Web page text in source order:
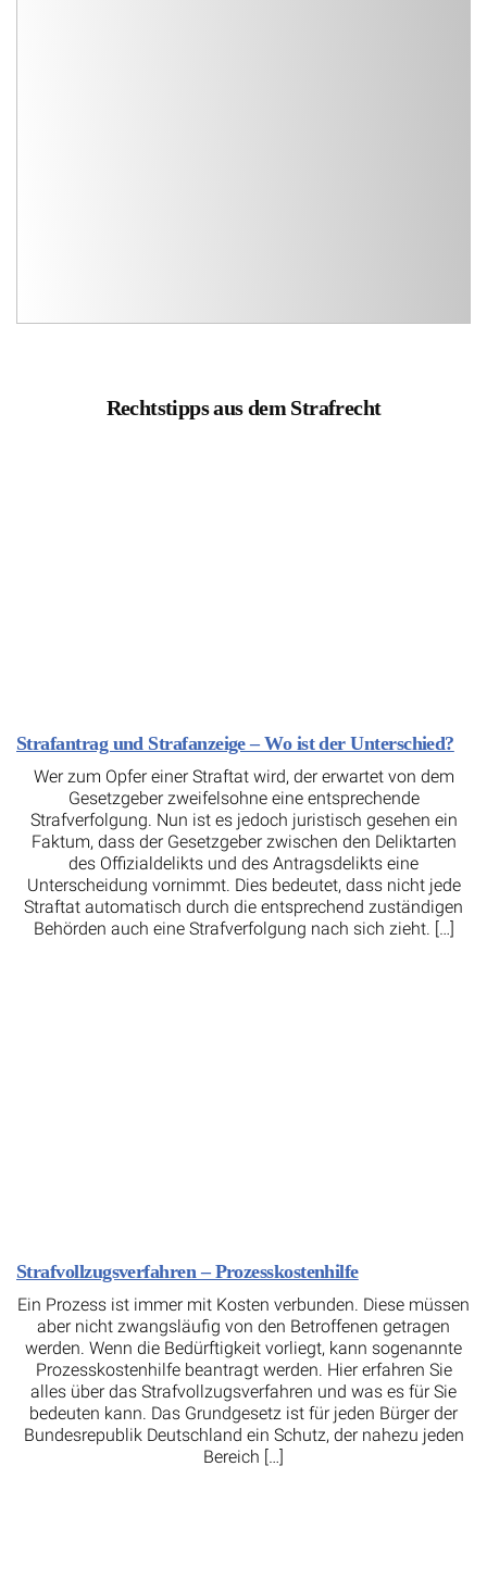
Rechtstipps aus dem Strafrecht
Strafantrag und Strafanzeige – Wo ist der Unterschied?
Wer zum Opfer einer Straftat wird, der erwartet von dem
Gesetzgeber zweifelsohne eine entsprechende
Strafverfolgung. Nun ist es jedoch juristisch gesehen ein
Faktum, dass der Gesetzgeber zwischen den Deliktarten
des Offizialdelikts und des Antragsdelikts eine
Unterscheidung vornimmt. Dies bedeutet, dass nicht jede
Straftat automatisch durch die entsprechend zuständigen
Behörden auch eine Strafverfolgung nach sich zieht. […]
Strafvollzugsverfahren – Prozesskostenhilfe
Ein Prozess ist immer mit Kosten verbunden. Diese müssen
aber nicht zwangsläufig von den Betroffenen getragen
werden. Wenn die Bedürftigkeit vorliegt, kann sogenannte
Prozesskostenhilfe beantragt werden. Hier erfahren Sie
alles über das Strafvollzugsverfahren und was es für Sie
bedeuten kann. Das Grundgesetz ist für jeden Bürger der
Bundesrepublik Deutschland ein Schutz, der nahezu jeden
Bereich […]